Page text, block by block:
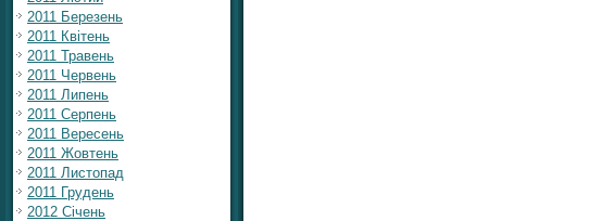
2011 Березень
2011 Квітень
2011 Травень
2011 Червень
2011 Липень
2011 Серпень
2011 Вересень
2011 Жовтень
2011 Листопад
2011 Грудень
2012 Січень